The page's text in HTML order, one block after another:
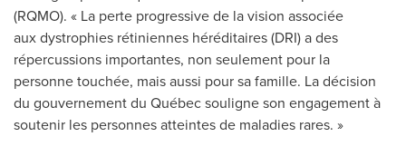
(RQMO). « La perte progressive de la vision associée
aux dystrophies rétiniennes héréditaires (DRI) a des
répercussions importantes, non seulement pour la
personne touchée, mais aussi pour sa famille. La décision
du gouvernement du Québec souligne son engagement à
soutenir les personnes atteintes de maladies rares. »